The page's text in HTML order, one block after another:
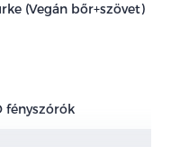
(Vegán bőr+szövet)
fényszórók